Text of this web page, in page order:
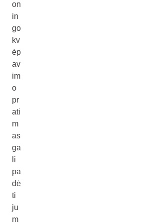
on
in
go
kv
ėp
av
im
o
pr
ati
m
as
ga
li
pa
dė
ti
ju
m